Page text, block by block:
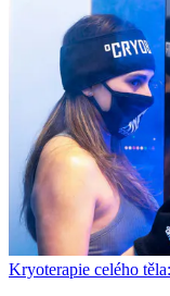
Kryoterapie celého